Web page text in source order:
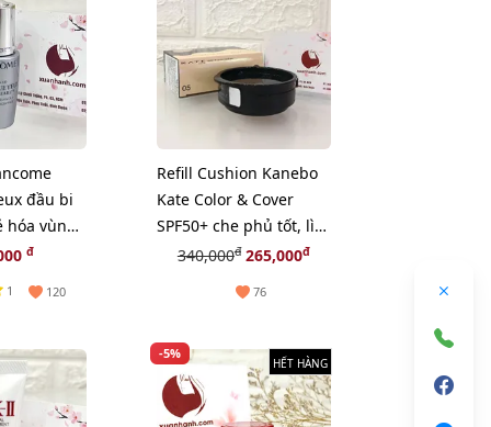
đầu bi
hóa vùng
đ
1 120
Refill Cushion Kanebo
Kate Color & Cover
SPF50+ che phủ tốt, lì
mịn, #05 sáng tự
340,000đ265,000đ
76
-5%
HẾT HÀNG